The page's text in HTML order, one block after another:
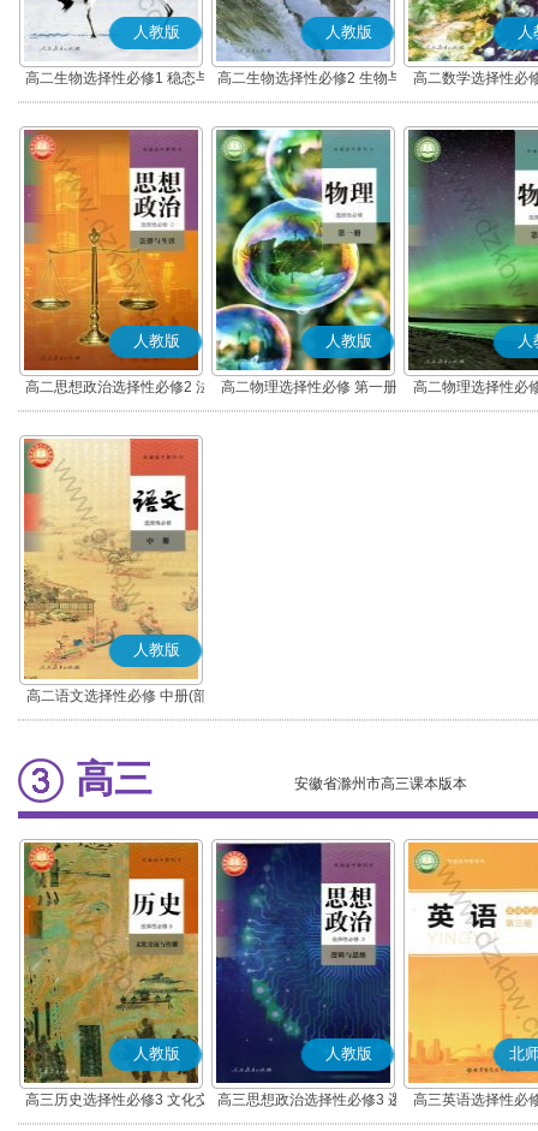
人教版
高二生物选择性必修1 稳态与
调节
人教版
高二生物选择性必修2 生物与
环境
人
高二数学选择性必
(A版)
人教版
高二思想政治选择性必修2 法
律与生活(部编版)
人教版
高二物理选择性必修 第一册
人
高二物理选择性必
人教版
高二语文选择性必修 中册(部
编版)
高三 安徽省滁州市高三课本版本
人教版
高三历史选择性必修3 文化交
流与传播(部编版)
人教版
高三思想政治选择性必修3 逻
辑与思维(部编版)
北
高三英语选择性必